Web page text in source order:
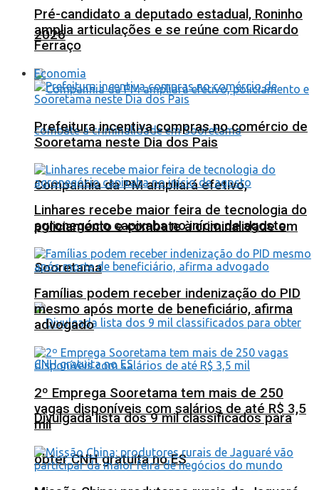
2026
Companhia da PM ampliará efetivo,
policiamento e combate à criminalidade em
Sooretama
Divulgada lista dos 9 mil classificados para
obter CNH gratuita no ES
Pré-candidato a deputado estadual, Roninho
amplia articulações e se reúne com Ricardo
Ferraço
Economia
Prefeitura incentiva compras no comércio de
Sooretama neste Dia dos Pais
Linhares recebe maior feira de tecnologia do
agronegócio capixaba no início de agosto
Famílias podem receber indenização do PID
mesmo após morte de beneficiário, afirma
advogado
2º Emprega Sooretama tem mais de 250
vagas disponíveis com salários de até R$ 3,5
mil